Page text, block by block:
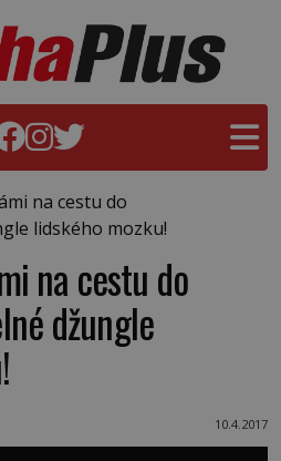
na cestu do
lidského mozku!
na cestu do
džungle
10.4.2017